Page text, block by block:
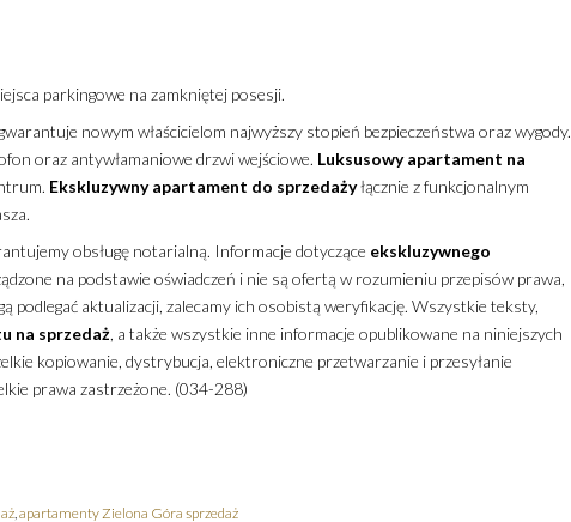
parkingowe na zamkniętej posesji.
nowym właścicielom najwyższy stopień bezpieczeństwa oraz wygody.
oraz antywłamaniowe drzwi wejściowe. Luksusowy apartament na
Ekskluzywny apartament do sprzedażyłącznie z funkcjonalnym
obsługę notarialną. Informacje dotyczące ekskluzywnego
na podstawie oświadczeń i nie są ofertą w rozumieniu przepisów prawa,
podlegać aktualizacji, zalecamy ich osobistą weryfikację. Wszystkie teksty,
na sprzedaż, a także wszystkie inne informacje opublikowane na niniejszych
kopiowanie, dystrybucja, elektroniczne przetwarzanie i przesyłanie
prawa zastrzeżone. (034-288)
,apartamenty Zielona Góra sprzedaż